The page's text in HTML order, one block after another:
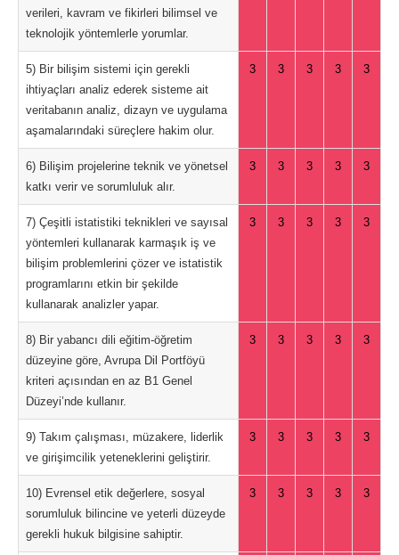
verileri, kavram ve fikirleri bilimsel ve
teknolojik yöntemlerle yorumlar.
5) Bir bilişim sistemi için gerekli
ihtiyaçları analiz ederek sisteme ait
veritabanın analiz, dizayn ve uygulama
aşamalarındaki süreçlere hakim olur.
3 3 3 3 3
6) Bilişim projelerine teknik ve yönetsel
katkı verir ve sorumluluk alır.
3 3 3 3 3
7) Çeşitli istatistiki teknikleri ve sayısal
yöntemleri kullanarak karmaşık iş ve
bilişim problemlerini çözer ve istatistik
programlarını etkin bir şekilde
kullanarak analizler yapar.
3 3 3 3 3
8) Bir yabancı dili eğitim-öğretim
düzeyine göre, Avrupa Dil Portföyü
kriteri açısından en az B1 Genel
Düzeyi’nde kullanır.
3 3 3 3 3
9) Takım çalışması, müzakere, liderlik
ve girişimcilik yeteneklerini geliştirir.
3 3 3 3 3
10) Evrensel etik değerlere, sosyal
sorumluluk bilincine ve yeterli düzeyde
gerekli hukuk bilgisine sahiptir.
3 3 3 3 3